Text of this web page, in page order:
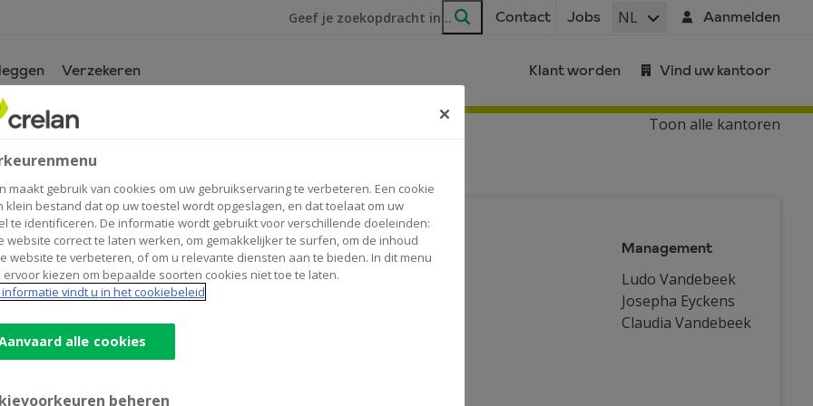
Ik ben op zoek naar
Zoeken
Contact Jobs NL Aanmelden
Verzekeren Klant worden Vind uw kantoor
van Toon alle kantoren
Contactgegevens
Kantoor & Geldautomaat
Molenstraat 13990PEER
Routenaar
Ludo
+32 11/794245
Geldautomaat Management
Ludo Vandebeek
Josepha Eyckens
Claudia Vandebeek
maakt gebruik van cookies om uw gebruikservaring te verbeteren. Een cookie
klein bestand dat op uw toestel wordt opgeslagen, en dat toelaat om uw
te identificeren. De informatie wordt gebruikt voor verschillende doeleinden:
website correct te laten werken, om gemakkelijker te surfen, om de inhoud
website te verbeteren, of om u relevante diensten aan te bieden. In dit menu
ervoor kiezen om bepaalde soorten cookies niet toe te laten.
vindt u in het cookiebeleid
alle cookies
beheren